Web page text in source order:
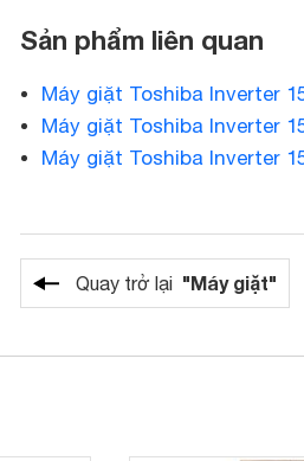
Sản phẩm liên quan
Máy giặt Toshiba Inverter
Máy giặt Toshiba Inverter
Máy giặt Toshiba Inverter
Quay trở lại "Máy giặt"